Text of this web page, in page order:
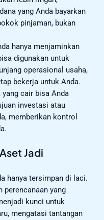
yang Anda bayarkan
pinjaman, bukan
hanya menjaminkan
digunakan untuk
operasional usaha,
bekerja untuk Anda.
cair bisa Anda
investasi atau
memberikan kontrol
Jadi
hanya tersimpan di laci.
perencanaan yang
kunci untuk
mengatasi tantangan